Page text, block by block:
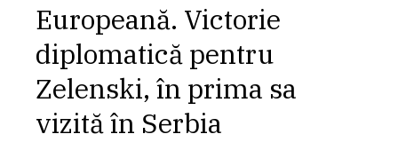
Europeană. Victorie
diplomatică pentru
Zelenski, în prima sa
vizită în Serbia